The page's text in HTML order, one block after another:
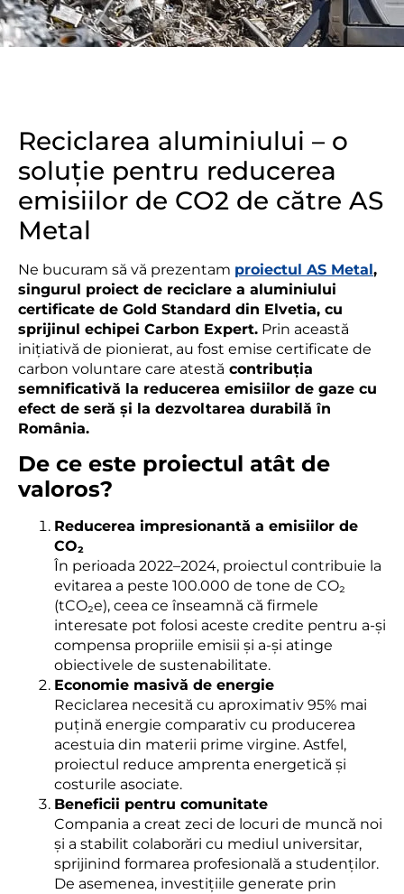
Reciclarea aluminiului – o
soluție pentru reducerea
emisiilor de CO2 de către AS
Metal
Ne bucuram să vă prezentam proiectul AS Metal,
singurul proiect de reciclare a aluminiului
certificate de Gold Standard din Elvetia, cu
sprijinul echipei Carbon Expert. Prin această
inițiativă de pionierat, au fost emise certificate de
carbon voluntare care atestă contribuția
semnificativă la reducerea emisiilor de gaze cu
efect de seră și la dezvoltarea durabilă în
România.
De ce este proiectul atât de
valoros?
Reducerea impresionantă a emisiilor de
CO₂
În perioada 2022–2024, proiectul contribuie la
evitarea a peste 100.000 de tone de CO₂
(tCO₂e), ceea ce înseamnă că firmele
interesate pot folosi aceste credite pentru a-și
compensa propriile emisii și a-și atinge
obiectivele de sustenabilitate.
Economie masivă de energie
Reciclarea necesită cu aproximativ 95% mai
puțină energie comparativ cu producerea
acestuia din materii prime virgine. Astfel,
proiectul reduce amprenta energetică și
costurile asociate.
Beneficii pentru comunitate
Compania a creat zeci de locuri de muncă noi
și a stabilit colaborări cu mediul universitar,
sprijinind formarea profesională a studenților.
De asemenea, investițiile generate prin